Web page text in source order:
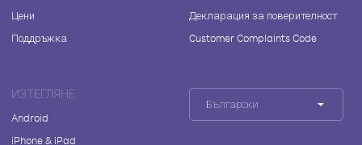
Цени
Поддръжка
Декларация за поверителност
Customer Complaints Code
ИЗТЕГЛЯНЕ
Android
iPhone & iPad
Български